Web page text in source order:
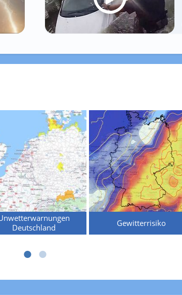
Deutschland
Gewitterrisiko